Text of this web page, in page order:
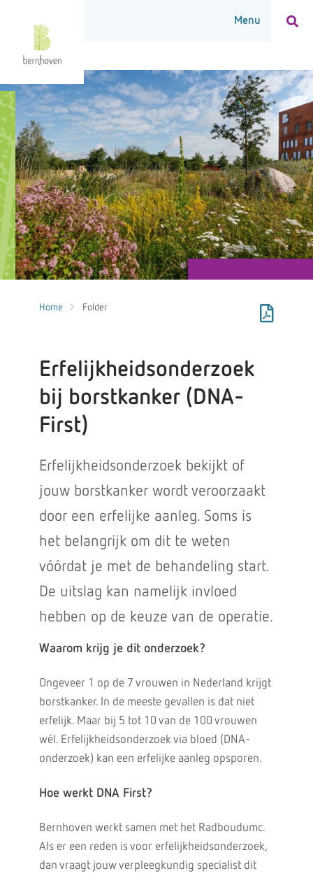
Home Folder
Erfelijkheidsonderzoek
bij borstkanker (DNA-
First)
Erfelijkheidsonderzoek bekijkt of
jouw borstkanker wordt veroorzaakt
door een erfelijke aanleg. Soms is
het belangrijk om dit te weten
vóórdat je met de behandeling start.
De uitslag kan namelijk invloed
hebben op de keuze van de operatie.
Waarom krijg je dit onderzoek?
Ongeveer 1 op de 7 vrouwen in Nederland krijgt
borstkanker. In de meeste gevallen is dat niet
erfelijk. Maar bij 5 tot 10 van de 100 vrouwen
wél. Erfelijkheidsonderzoek via bloed (DNA-
onderzoek) kan een erfelijke aanleg opsporen.
Hoe werkt DNA First?
Bernhoven werkt samen met het Radboudumc.
Als er een reden is voor erfelijkheidsonderzoek,
dan vraagt jouw verpleegkundig specialist dit